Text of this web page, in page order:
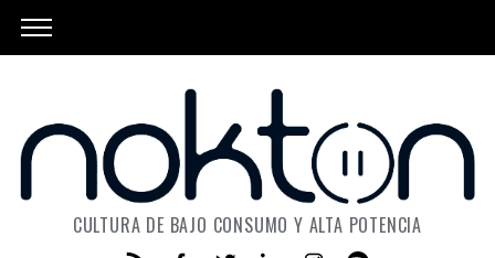
CULTURA DE BAJO CONSUMO Y ALTA POTENCIA